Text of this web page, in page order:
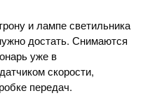
и лампе светильника
достать. Снимаются
уже в
скорости,
передач.